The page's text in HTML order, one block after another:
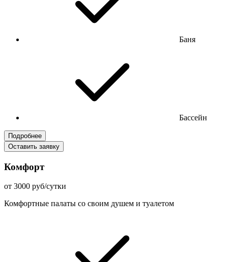
Баня
Бассейн
Подробнее
Оставить заявку
Комфорт
от 3000 руб/сутки
Комфортные палаты со своим душем и туалетом